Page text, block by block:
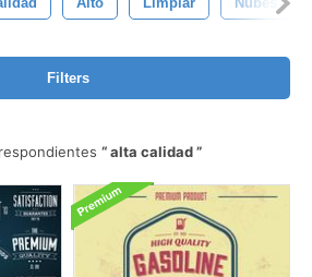
Filters
alta calidad